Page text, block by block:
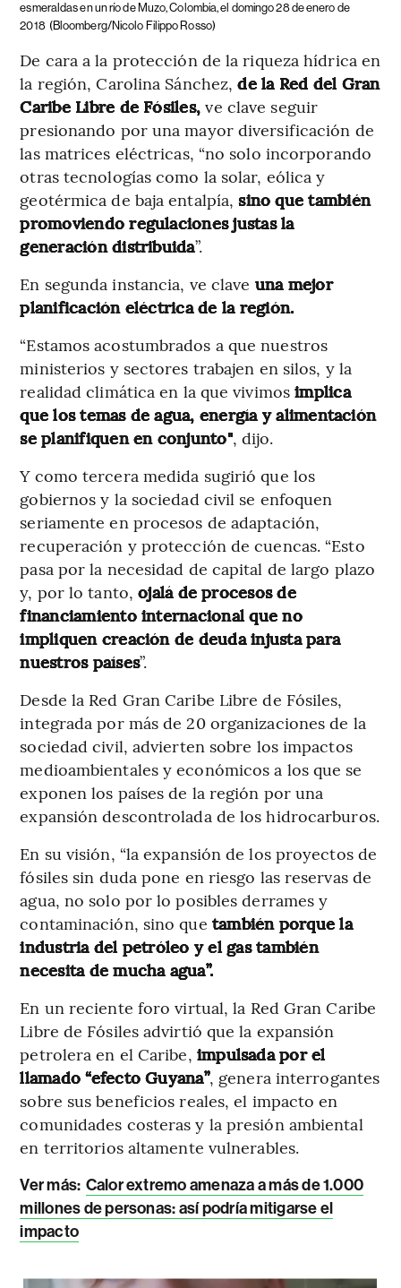
esmeraldas en un río de Muzo, Colombia, el domingo 28 de enero de
2018 (Bloomberg/Nicolo Filippo Rosso)
De cara a la protección de la riqueza hídrica en
la región, Carolina Sánchez,de la Red del Gran
Caribe Libre de Fósiles,ve clave seguir
presionando por una mayor diversificación de
las matrices eléctricas, “no solo incorporando
otras tecnologías como la solar, eólica y
geotérmica de baja entalpía,sino que también
promoviendo regulaciones justas la
generación distribuida”.
En segunda instancia, ve clave una mejor
planificación eléctrica de la región.
“Estamos acostumbrados a que nuestros
ministerios y sectores trabajen en silos, y la
realidad climática en la que vivimos implica
que los temas de agua, energía y alimentación
se planifiquen en conjunto", dijo.
Y como tercera medida sugirió que los
gobiernos y la sociedad civil se enfoquen
seriamente en procesos de adaptación,
recuperación y protección de cuencas. “Esto
pasa por la necesidad de capital de largo plazo
y, por lo tanto,ojalá de procesos de
financiamiento internacional que no
impliquen creación de deuda injusta para
nuestros países”.
Desde la Red Gran Caribe Libre de Fósiles,
integrada por más de 20 organizaciones de la
sociedad civil, advierten sobre los impactos
medioambientales y económicos a los que se
exponen los países de la región por una
expansión descontrolada de los hidrocarburos.
En su visión, “la expansión de los proyectos de
fósiles sin duda pone en riesgo las reservas de
agua, no solo por lo posibles derrames y
contaminación, sino que también porque la
industria del petróleo y el gas también
necesita de mucha agua”.
En un reciente foro virtual, la Red Gran Caribe
Libre de Fósiles advirtió que la expansión
petrolera en el Caribe, impulsada por el
llamado “efecto Guyana”, genera interrogantes
sobre sus beneficios reales, el impacto en
comunidades costeras y la presión ambiental
en territorios altamente vulnerables.
Ver más: Calor extremo amenaza a más de 1.000
millones de personas: así podría mitigarse el
impacto